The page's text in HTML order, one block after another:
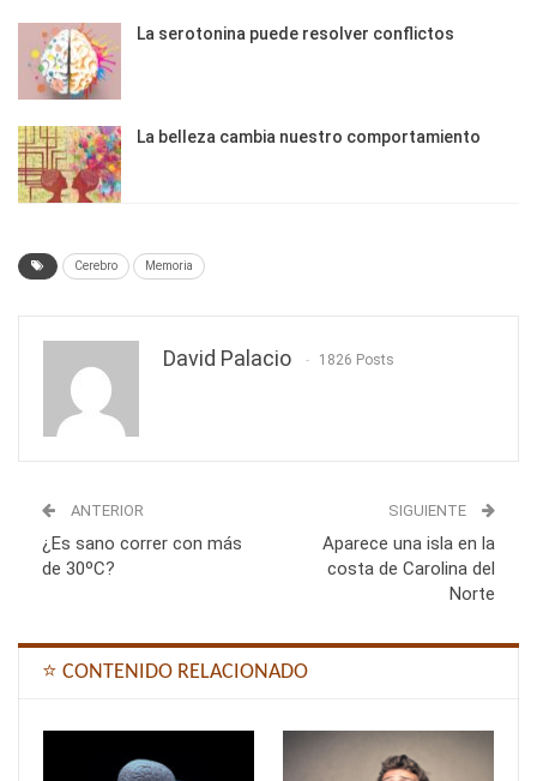
La serotonina puede resolver conflictos
La belleza cambia nuestro comportamiento
Cerebro Memoria
David Palacio 1826 Posts
ANTERIOR
¿Es sano correr con más
de 30ºC?
SIGUIENTE
Aparece una isla en la
costa de Carolina del
Norte
⭐ CONTENIDO RELACIONADO